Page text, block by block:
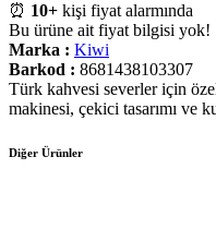
⏰ 10+ kişi fiyat alarmında
Bu ürüne ait fiyat bilgisi yok!
Marka : Kiwi
Barkod : 8681438103307
Türk kahvesi severler için
makinesi, çekici tasarımı ve
Diğer Ürünler